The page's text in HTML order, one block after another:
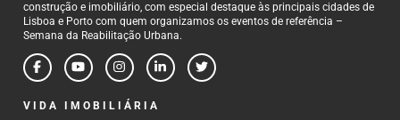
construção e imobiliário, com especial destaque às principais cidades de
Lisboa e Porto com quem organizamos os eventos de referência –
Semana da Reabilitação Urbana.
VIDA IMOBILIÁRIA